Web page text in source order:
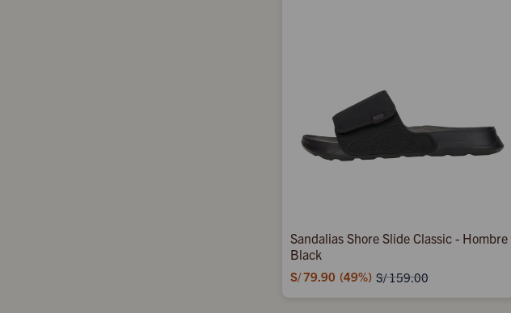
Sandalias Shore Slide Classic - Hombre
Black
S/79.90 49 S/159.00